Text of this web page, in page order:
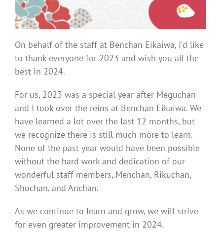
On behalf of the staff at Benchan Eikaiwa, I’d like
to thank everyone for 2023 and wish you all the
best in 2024.
For us, 2023 was a special year after Meguchan
and I took over the reins at Benchan Eikaiwa. We
have learned a lot over the last 12 months, but
we recognize there is still much more to learn.
None of the past year would have been possible
without the hard work and dedication of our
wonderful staff members, Menchan, Rikuchan,
Shochan, and Anchan.
As we continue to learn and grow, we will strive
for even greater improvement in 2024.